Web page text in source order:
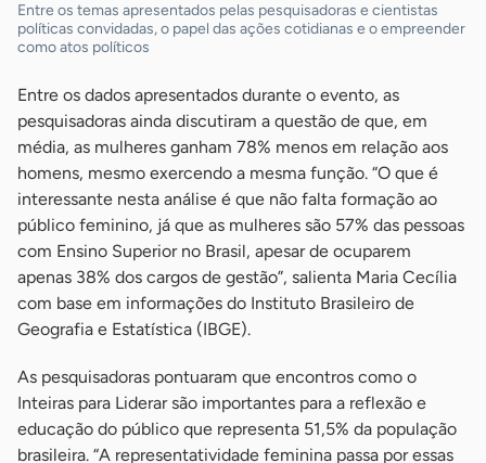
Entre os temas apresentados pelas pesquisadoras e cientistas
políticas convidadas, o papel das ações cotidianas e o empreender
como atos políticos
Entre os dados apresentados durante o evento, as
pesquisadoras ainda discutiram a questão de que, em
média, as mulheres ganham 78% menos em relação aos
homens, mesmo exercendo a mesma função. “O que é
interessante nesta análise é que não falta formação ao
público feminino, já que as mulheres são 57% das pessoas
com Ensino Superior no Brasil, apesar de ocuparem
apenas 38% dos cargos de gestão”, salienta Maria Cecília
com base em informações do Instituto Brasileiro de
Geografia e Estatística (IBGE).
As pesquisadoras pontuaram que encontros como o
Inteiras para Liderar são importantes para a reflexão e
educação do público que representa 51,5% da população
brasileira. “A representatividade feminina passa por essas